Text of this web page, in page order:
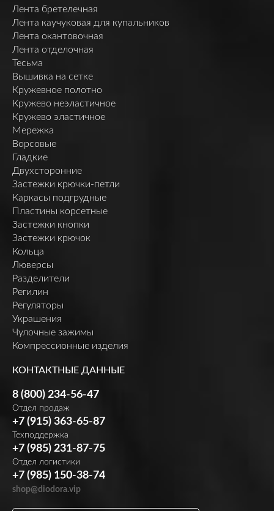
Лента бретелечная
Лента каучуковая для купальников
Лента окантовочная
Лента отделочная
Тесьма
Вышивка на сетке
Кружевное полотно
Кружево неэластичное
Кружево эластичное
Мережка
Ворсовые
Гладкие
Двухсторонние
Застежки крючки-петли
Каркасы подгрудные
Пластины корсетные
Застежки кнопки
Застежки крючок
Кольца
Люверсы
Разделители
Регилин
Регуляторы
Украшения
Чулочные зажимы
Компрессионные изделия
КОНТАКТНЫЕ ДАННЫЕ
8 (800) 234-56-47
Отдел продаж
+7 (915) 363-65-87
Техподдержка
+7 (985) 231-87-75
Отдел логистики
+7 (985) 150-38-74
shop@diodora.vip